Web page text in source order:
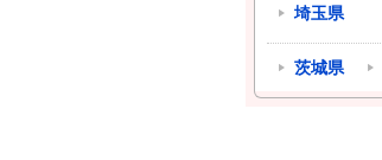
埼玉県
茨城県